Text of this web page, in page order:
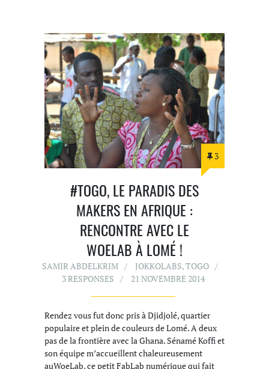
3
#TOGO, LE PARADIS DES
MAKERS EN AFRIQUE :
RENCONTRE AVEC LE
WOELAB À LOMÉ !
SAMIR ABDELKRIM JOKKOLABS,TOGO
3 RESPONSES
21 NOVEMBRE 2014
Rendez vous fut donc pris à Djidjolé, quartier
populaire et plein de couleurs de Lomé. A deux
pas de la frontière avec la Ghana. Sénamé Koffi et
son équipe m’accueillent chaleureusement
auWoeLab, ce petit FabLab numérique qui fait